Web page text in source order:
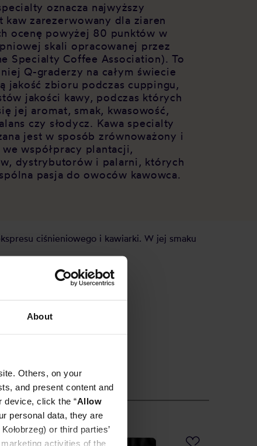
About
Others, on your
and present content and
device, click the “Allow
personal data, they are
or third parties’
activities of the
oznacza najwyższy
kaw zarezerwowany dla ziaren
ocenę powyżej 80 punktów w
skali opracowanej przez
Specialty Coffee Association). To
Q-graderzy na całym świecie
jakość zbioru podczas cuppingu,
jakości kawy, podczas których
jej aromat, smak, kwasowość,
czy słodycz. Kawa specialty
jest w sposób zrównoważony i
współpracy plantacji,
dystrybutorów i palarni, których
pasja do owoców kawowca.
ciśnieniowego i kawiarki. W jej smaku